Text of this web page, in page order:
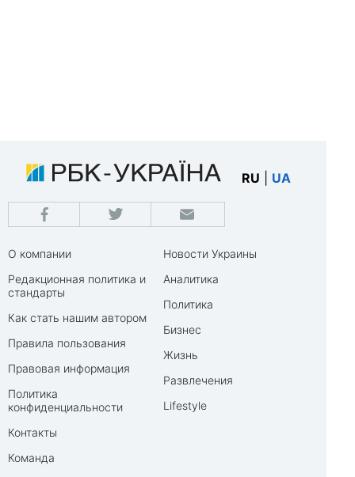
RU UA
О компании
Редакционная политика и
стандарты
Как стать нашим автором
Правила пользования
Правовая информация
Политика
конфиденциальности
Контакты
Команда
Новости Украины
Аналитика
Политика
Бизнес
Жизнь
Развлечения
Lifestyle